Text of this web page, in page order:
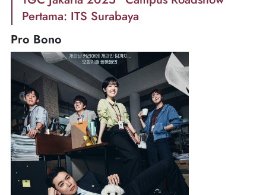
Pertama: ITS Surabaya
Pro Bono